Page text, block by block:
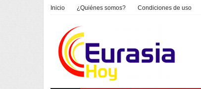
Inicio ¿Quiénes somos? Condiciones de uso